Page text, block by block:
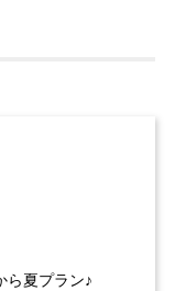
ら夏プラン♪